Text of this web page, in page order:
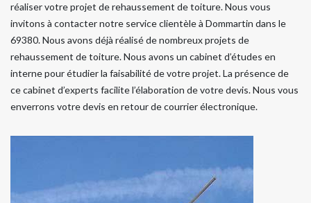
réaliser votre projet de rehaussement de toiture. Nous vous
invitons à contacter notre service clientèle à Dommartin dans le
69380. Nous avons déjà réalisé de nombreux projets de
rehaussement de toiture. Nous avons un cabinet d’études en
interne pour étudier la faisabilité de votre projet. La présence de
ce cabinet d’experts facilite l’élaboration de votre devis. Nous vous
enverrons votre devis en retour de courrier électronique.